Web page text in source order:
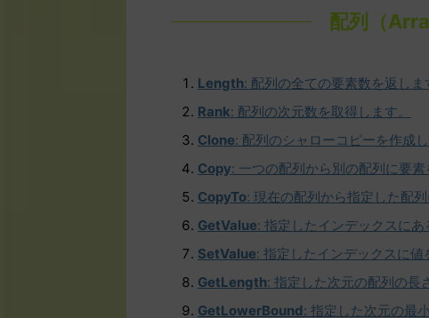
配列（
Length: 配列の全ての要素数を返しま
Rank: 配列の次元数を取得します。
Clone: 配列のシャローコピーを作成し
Copy: 一つの配列から別の配列に要素
CopyTo: 現在の配列から指定した配
GetValue: 指定したインデックスにあ
SetValue: 指定したインデックスに値
GetLength: 指定した次元の配列の長
GetLowerBound: 指定した次元の最